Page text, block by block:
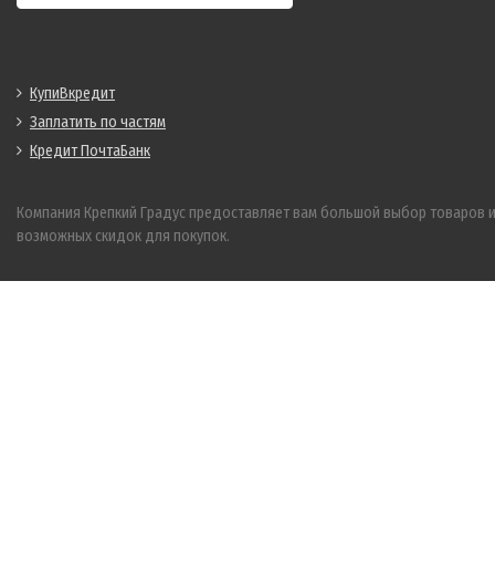
КупиВкредит
Заплатить по частям
Кредит ПочтаБанк
Компания Крепкий Градус предоставляет вам большой выбор товаров и
возможных скидок для покупок.